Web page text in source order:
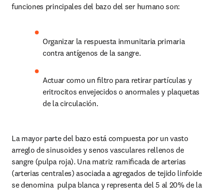
funciones principales del bazo del ser humano son:
Organizar la respuesta inmunitaria primaria
contra antígenos de la sangre.
Actuar como un ﬁltro para retirar partículas y
eritrocitos envejecidos o anormales y plaquetas
de la circulación.
La mayor parte del bazo está compuesta por un vasto
arreglo de sinusoides y senos vasculares rellenos de
sangre (pulpa roja). Una matriz ramiﬁcada de arterias
(arterias centrales) asociada a agregados de tejido linfoide
se denomina  pulpa blanca y representa del 5 al 20% de la